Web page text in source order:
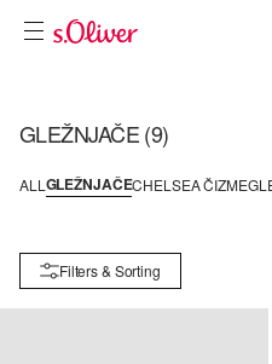
GLEŽNJAČE(9)
ALL GLEŽNJAČECHELSEA ČIZME
Filters & Sorting